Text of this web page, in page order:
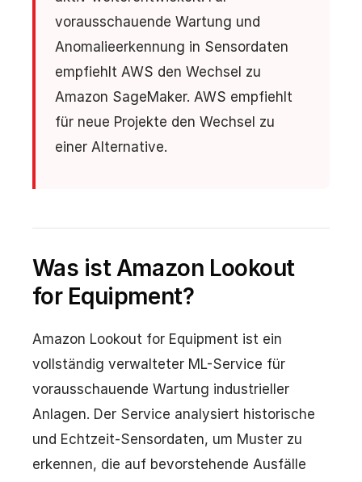
vorausschauende Wartung und
Anomalieerkennung in Sensordaten
empfiehlt AWS den Wechsel zu
Amazon SageMaker. AWS empfiehlt
für neue Projekte den Wechsel zu
einer Alternative.
Was ist Amazon Lookout
for Equipment?
Amazon Lookout for Equipment ist ein
vollständig verwalteter ML-Service für
vorausschauende Wartung industrieller
Anlagen. Der Service analysiert historische
und Echtzeit-Sensordaten, um Muster zu
erkennen, die auf bevorstehende Ausfälle